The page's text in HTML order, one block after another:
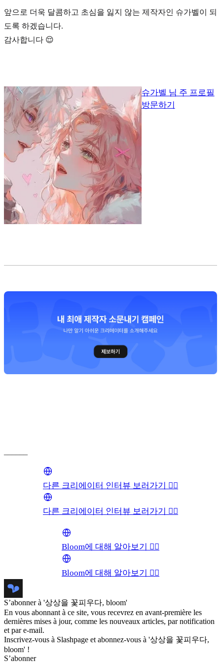
앞으로 더욱 달콤하고 초심을 잃지 않는 제작자인 슈가벨이 되
도록 하겠습니다.
감사합니다 😌
슈가벨 님 주 프로필
방문하기
다른 크리에이터 인터뷰 보러가기 👉🏻
다른 크리에이터 인터뷰 보러가기 👉🏻
Bloom에 대해 알아보기 👉🏻
Bloom에 대해 알아보기 👉🏻
S’abonner à '상상을 꽃피우다, bloom'
En vous abonnant à ce site, vous recevrez en avant-première les
dernières mises à jour, comme les nouveaux articles, par notification
et par e-mail.
Inscrivez-vous à Slashpage et abonnez-vous à '상상을 꽃피우다,
bloom' !
S’abonner